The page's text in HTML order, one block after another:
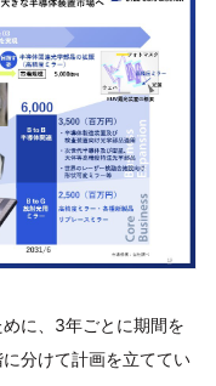
に、3年ごとに期間を
分けて計画を立ててい